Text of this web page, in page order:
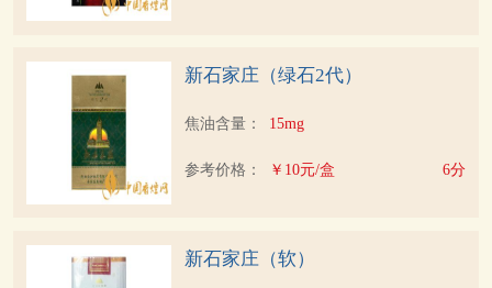
新石家庄（绿石2代）
焦油含量： 15mg
参考价格： ￥10元/盒 6分
新石家庄（软）